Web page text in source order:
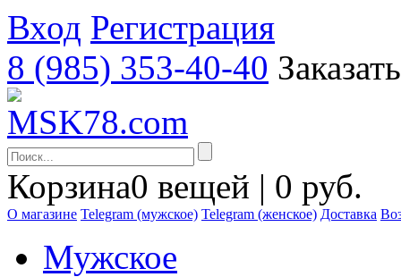
Вход Регистрация
8 (985) 353-40-40
Корзина0 вещей | 0 руб.
О магазине Telegram (мужское) Telegram (женское) Доставка
Мужское